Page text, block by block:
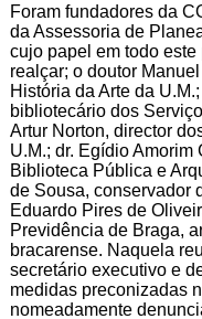
Foram fundadores da
da Assessoria de
cujo papel em todo
realçar; o doutor
História da Arte da
bibliotecário dos
Artur Norton, director
U.M.; dr. Egídio Amorim
Biblioteca Pública e
de Sousa, conservador
Eduardo Pires de
Previdência de Braga,
bracarense. Naquela
secretário executivo e
medidas preconizadas
nomeadamente